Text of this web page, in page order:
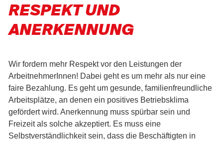
RESPEKT UND
ANERKENNUNG
Wir fordern mehr Respekt vor den Leistungen der
ArbeitnehmerInnen! Dabei geht es um mehr als nur eine
faire Bezahlung. Es geht um gesunde, familienfreundliche
Arbeitsplätze, an denen ein positives Betriebsklima
gefördert wird. Anerkennung muss spürbar sein und
Freizeit als solche akzeptiert. Es muss eine
Selbstverständlichkeit sein, dass die Beschäftigten in